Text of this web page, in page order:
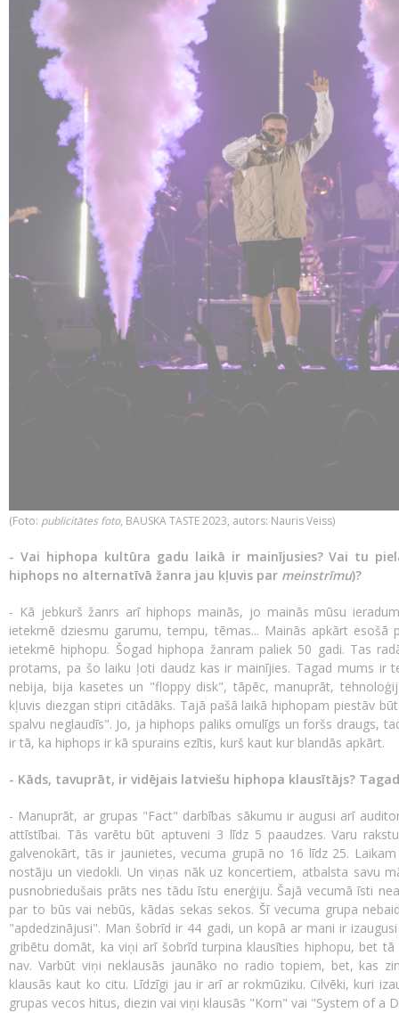
​(Foto: publicitātes foto, BAUSKA TASTE 2023, autors: Nauris Veiss)
- Vai hiphopa kultūra gadu laikā ir mainījusies? Vai tu
hiphops no alternatīvā žanra jau kļuvis par meinstrīmu)?
- Kā jebkurš žanrs arī hiphops mainās, jo mainās mūsu
ietekmē dziesmu garumu, tempu, tēmas... Mainās apkārt
ietekmē hiphopu. Šogad hiphopa žanram paliek 50 gadi. Tas
protams, pa šo laiku ļoti daudz kas ir mainījies. Tagad mums ir
nebija, bija kasetes un "floppy disk", tāpēc, manuprāt,
kļuvis diezgan stipri citādāks. Tajā pašā laikā hiphopam piestāv
spalvu neglaudīs". Jo, ja hiphops paliks omulīgs un foršs draugs,
ir tā, ka hiphops ir kā spurains ezītis, kurš kaut kur blandās apkārt.
- Kāds, tavuprāt, ir vidējais latviešu hiphopa klausītājs?
- Manuprāt, ar grupas "Fact" darbības sākumu ir augusi arī
attīstībai. Tās varētu būt aptuveni 3 līdz 5 paaudzes. Varu
galvenokārt, tās ir jaunietes, vecuma grupā no 16 līdz 25.
nostāju un viedokli. Un viņas nāk uz koncertiem, atbalsta savu
pusnobriedušais prāts nes tādu īstu enerģiju. Šajā vecumā īsti
par to būs vai nebūs, kādas sekas sekos. Šī vecuma grupa
"apdedzinājusi". Man šobrīd ir 44 gadi, un kopā ar mani ir
gribētu domāt, ka viņi arī šobrīd turpina klausīties hiphopu, bet
nav. Varbūt viņi neklausās jaunāko no radio topiem, bet, kas
klausās kaut ko citu. Līdzīgi jau ir arī ar rokmūziku. Cilvēki, kuri
grupas vecos hitus, diezin vai viņi klausās "Korn" vai "System of a